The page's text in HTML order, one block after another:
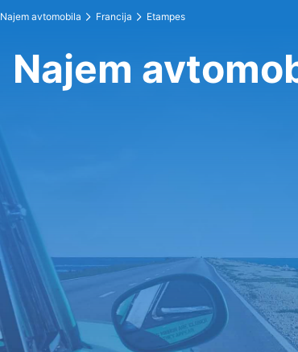
Najem avtomobila Francija Etampes
Najem